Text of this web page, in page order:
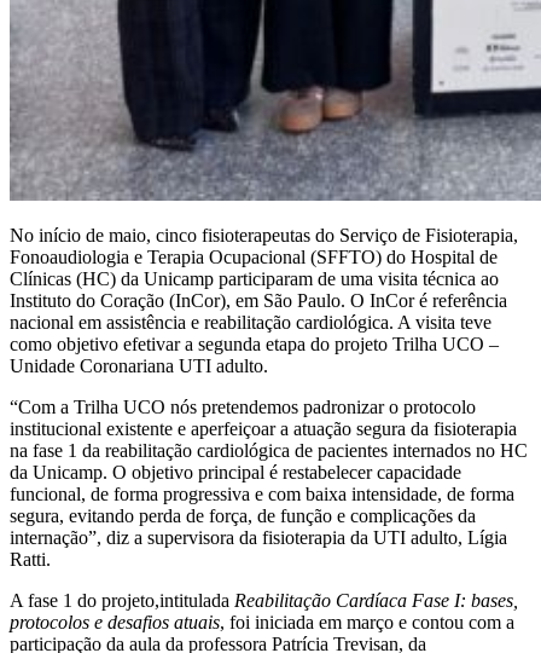
No início de maio, cinco fisioterapeutas do Serviço de Fisioterapia,
Fonoaudiologia e Terapia Ocupacional (SFFTO) do Hospital de
Clínicas (HC) da Unicamp participaram de uma visita técnica ao
Instituto do Coração (InCor), em São Paulo. O InCor é referência
nacional em assistência e reabilitação cardiológica. A visita teve
como objetivo efetivar a segunda etapa do projeto Trilha UCO –
Unidade Coronariana UTI adulto.
“Com a Trilha UCO nós pretendemos padronizar o protocolo
institucional existente e aperfeiçoar a atuação segura da fisioterapia
na fase 1 da reabilitação cardiológica de pacientes internados no HC
da Unicamp. O objetivo principal é restabelecer capacidade
funcional, de forma progressiva e com baixa intensidade, de forma
segura, evitando perda de força, de função e complicações da
internação”, diz a supervisora da fisioterapia da UTI adulto, Lígia
Ratti.
A fase 1 do projeto,intitulada Reabilitação Cardíaca Fase I: bases,
protocolos e desafios atuais, foi iniciada em março e contou com a
participação da aula da professora Patrícia Trevisan, da